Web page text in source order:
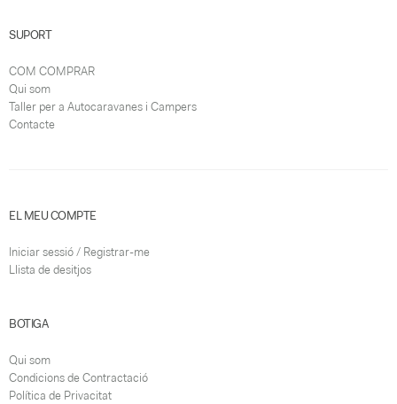
SUPORT
COM COMPRAR
Qui som
Taller per a Autocaravanes i Campers
Contacte
EL MEU COMPTE
Iniciar sessió / Registrar-me
Llista de desitjos
BOTIGA
Qui som
Condicions de Contractació
Política de Privacitat